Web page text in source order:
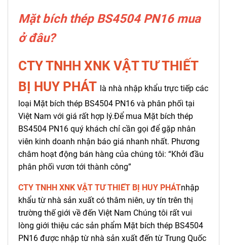
Mặt bích thép BS4504 PN16 mua
ở đâu?
CTY TNHH XNK VẬT TƯ THIẾT
BỊ HUY PHÁT là nhà nhập khẩu trực tiếp các
loại Mặt bích thép BS4504 PN16 và phân phối tại
Việt Nam với giá rất hợp lý.Để mua Mặt bích thép
BS4504 PN16 quý khách chỉ cần gọi để gặp nhân
viên kinh doanh nhận báo giá nhanh nhất. Phương
châm hoạt động bán hàng của chúng tôi: “Khởi đầu
phân phối vươn tới thành công”
CTY TNHH XNK VẬT TƯ THIẾT BỊ HUY PHÁTnhập
khẩu từ nhà sản xuất có thâm niên, uy tín trên thị
trường thế giới về đến Việt Nam Chúng tôi rất vui
lòng giới thiệu các sản phẩm Mặt bích thép BS4504
PN16 được nhập từ nhà sản xuất đến từ Trung Quốc